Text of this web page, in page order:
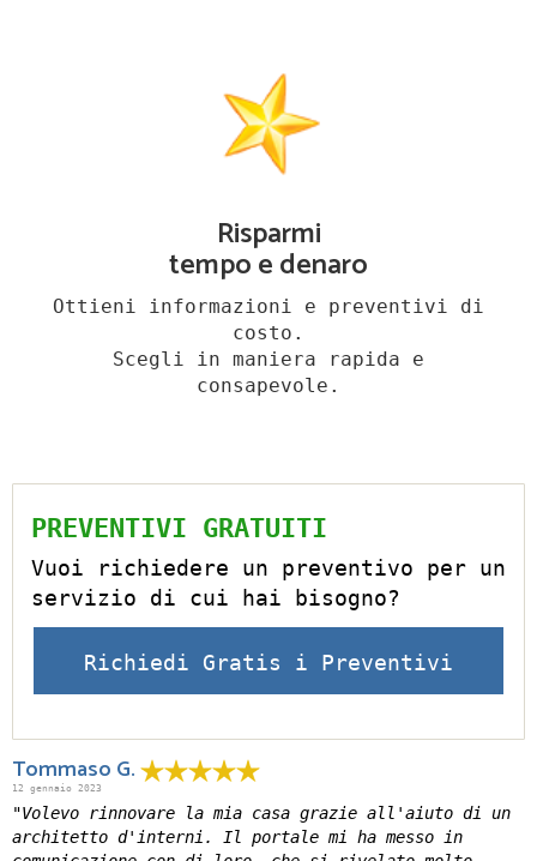
Risparmi
tempo e denaro
Ottieni informazioni e preventivi di
costo.
Scegli in maniera rapida e
consapevole.
PREVENTIVI GRATUITI
Vuoi richiedere un preventivo per un
servizio di cui hai bisogno?
Richiedi Gratis i Preventivi
Tommaso G.
12 gennaio 2023
"Volevo rinnovare la mia casa grazie all'aiuto di un
architetto d'interni. Il portale mi ha messo in